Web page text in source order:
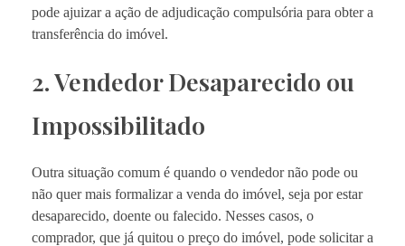
pode ajuizar a ação de adjudicação compulsória para obter a
transferência do imóvel.
2. Vendedor Desaparecido ou
Impossibilitado
Outra situação comum é quando o vendedor não pode ou
não quer mais formalizar a venda do imóvel, seja por estar
desaparecido, doente ou falecido. Nesses casos, o
comprador, que já quitou o preço do imóvel, pode solicitar a